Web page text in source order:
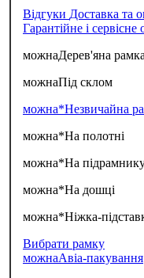
Відгуки Доставка та
Гарантійне і
можнаДерев'яна рамка
можнаПід склом
можна*Незвичайна
можна*На полотні
можна*На
можна*На дошці
можна*Ніжка-
Вибрати рамку
можнаАвіа-пакування